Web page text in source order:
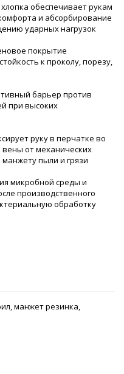
обеспечивает рукам
и абсорбирование
ударных нагрузок
покрытие
к проколу, порезу,
барьер против
при высоких
руку в перчатке во
от механических
пыли и грязи
микробной среды и
производственного
обработку
манжет резинка,